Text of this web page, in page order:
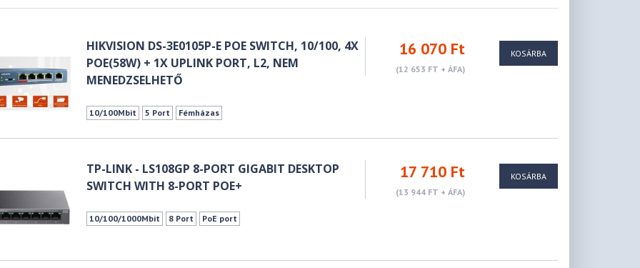
HIKVISION DS-3E0105P-E POE SWITCH, 10/100, 4X
POE(58W) + 1X UPLINK PORT, L2, NEM
MENEDZSELHETŐ
16 070 Ft
(12 653 FT + ÁFA)
10/100Mbit 5 Port Fémházas
KOSÁRBA
TP-LINK - LS108GP 8-PORT GIGABIT DESKTOP
SWITCH WITH 8-PORT POE+
17 710 Ft
(13 944 FT + ÁFA)
10/100/1000Mbit 8 Port PoE port
KOSÁRBA